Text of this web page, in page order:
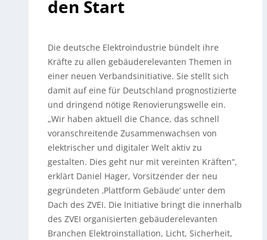
den Start
Die deutsche Elektroindustrie bündelt ihre
Kräfte zu allen gebäuderelevanten Themen in
einer neuen Verbandsinitiative. Sie stellt sich
damit auf eine für Deutschland prognostizierte
und dringend nötige Renovierungswelle ein.
„Wir haben aktuell die Chance, das schnell
voranschreitende Zusammenwachsen von
elektrischer und digitaler Welt aktiv zu
gestalten. Dies geht nur mit vereinten Kräften“,
erklärt Daniel Hager, Vorsitzender der neu
gegründeten ‚Plattform Gebäude‘ unter dem
Dach des ZVEI. Die Initiative bringt die innerhalb
des ZVEI organisierten gebäuderelevanten
Branchen Elektroinstallation, Licht, Sicherheit,